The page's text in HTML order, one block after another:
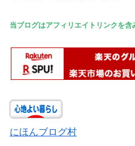
当ブログはアフィリエイトリンクを含
にほんブログ村